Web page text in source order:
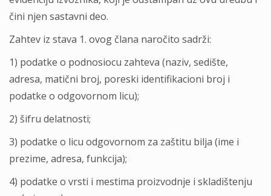
čini njen sastavni deo.
Zahtev iz stava 1. ovog člana naročito sadrži:
1) podatke o podnosiocu zahteva (naziv, sedište,
adresa, matični broj, poreski identifikacioni broj i
podatke o odgovornom licu);
2) šifru delatnosti;
3) podatke o licu odgovornom za zaštitu bilјa (ime i
prezime, adresa, funkcija);
4) podatke o vrsti i mestima proizvodnje i skladištenju